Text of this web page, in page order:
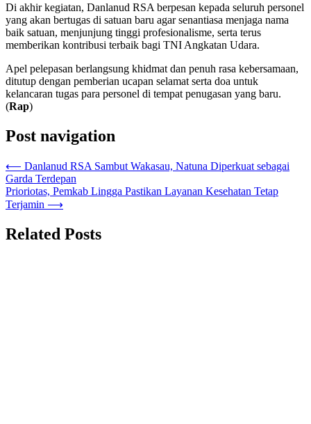
Di akhir kegiatan, Danlanud RSA berpesan kepada seluruh personel
yang akan bertugas di satuan baru agar senantiasa menjaga nama
baik satuan, menjunjung tinggi profesionalisme, serta terus
memberikan kontribusi terbaik bagi TNI Angkatan Udara.
Apel pelepasan berlangsung khidmat dan penuh rasa kebersamaan,
ditutup dengan pemberian ucapan selamat serta doa untuk
kelancaran tugas para personel di tempat penugasan yang baru.
(Rap)
Post navigation
⟵ Danlanud RSA Sambut Wakasau, Natuna Diperkuat sebagai
Garda Terdepan
Prioriotas, Pemkab Lingga Pastikan Layanan Kesehatan Tetap
Terjamin ⟶
Related Posts